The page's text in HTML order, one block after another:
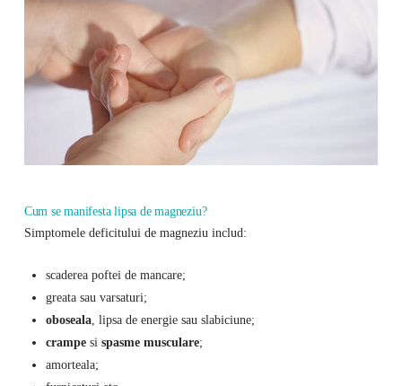
Cum se manifesta lipsa de magneziu?
Simptomele deficitului de magneziu includ:
scaderea poftei de mancare;
greata sau varsaturi;
oboseala, lipsa de energie sau slabiciune;
crampesi spasme musculare;
amorteala;